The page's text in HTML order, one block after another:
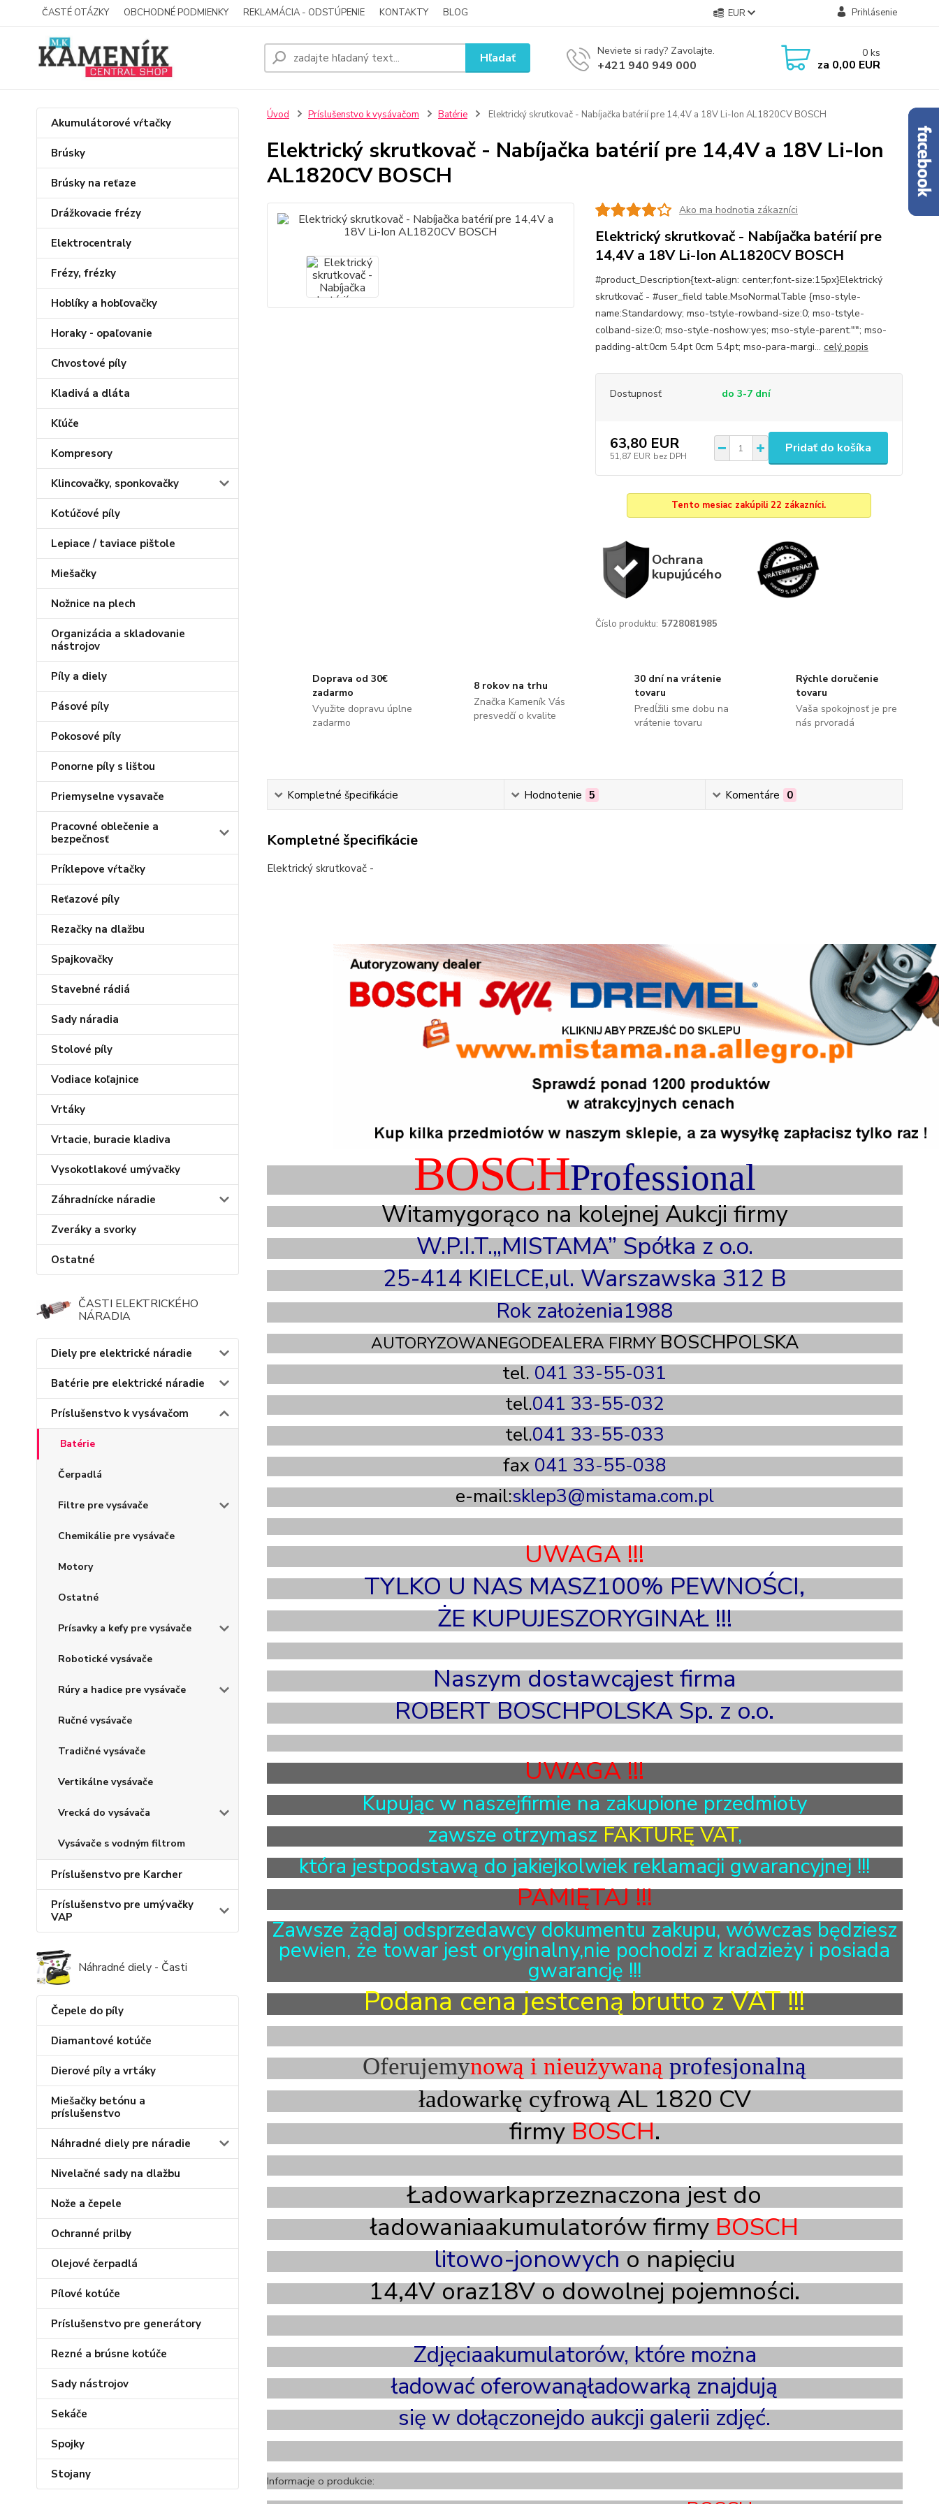
ČASTÉ OTÁZKY OBCHODNÉ PODMIENKY REKLAMÁCIA - ODSTÚPENIE KONTAKTY BLOG EUR Prihlásenie
Hľadať Neviete si rady? Zavolajte.
+421 940 949 000
0 ks
za 0,00 EUR
Akumulátorové vŕtačky
Brúsky
Brúsky na reťaze
Drážkovacie frézy
Elektrocentraly
Frézy, frézky
Hoblíky a hobľovačky
Horaky - opaľovanie
Chvostové píly
Kladivá a dláta
Kľúče
Kompresory
Klincovačky, sponkovačky
Kotúčové píly
Lepiace / taviace pištole
Miešačky
Nožnice na plech
Organizácia a skladovanie
nástrojov
Píly a diely
Pásové píly
Pokosové píly
Ponorne píly s lištou
Priemyselne vysavače
Pracovné oblečenie a
bezpečnosť
Príklepove vŕtačky
Reťazové píly
Rezačky na dlažbu
Spajkovačky
Stavebné rádiá
Sady náradia
Stolové píly
Vodiace koľajnice
Vrtáky
Vrtacie, buracie kladiva
Vysokotlakové umývačky
Záhradnícke náradie
Zveráky a svorky
Ostatné
ČASTI ELEKTRICKÉHO
NÁRADIA
Diely pre elektrické náradie
Batérie pre elektrické náradie
Príslušenstvo k vysávačom
Batérie
Čerpadlá
Filtre pre vysávače
Chemikálie pre vysávače
Motory
Ostatné
Prísavky a kefy pre vysávače
Robotické vysávače
Rúry a hadice pre vysávače
Ručné vysávače
Tradičné vysávače
Vertikálne vysávače
Vrecká do vysávača
Vysávače s vodným filtrom
Príslušenstvo pre Karcher
Príslušenstvo pre umývačky
VAP
Náhradné diely - Časti
Čepele do píly
Diamantové kotúče
Dierové píly a vrtáky
Miešačky betónu a
príslušenstvo
Náhradné diely pre náradie
Nivelačné sady na dlažbu
Nože a čepele
Ochranné prilby
Olejové čerpadlá
Pílové kotúče
Príslušenstvo pre generátory
Rezné a brúsne kotúče
Sady nástrojov
Sekáče
Spojky
Stojany
Úvod Príslušenstvo k vysávačom Batérie Elektrický skrutkovač - Nabíjačka batérií pre 14,4V a 18V Li-Ion AL1820CV BOSCH
Elektrický skrutkovač - Nabíjačka batérií pre 14,4V a 18V Li-Ion
AL1820CV BOSCH
Ako ma hodnotia zákazníci
Elektrický skrutkovač - Nabíjačka batérií pre
14,4V a 18V Li-Ion AL1820CV BOSCH
#product_Description{text-align: center;font-size:15px}Elektrický
skrutkovač - #user_field table.MsoNormalTable {mso-style-
name:Standardowy; mso-tstyle-rowband-size:0; mso-tstyle-
colband-size:0; mso-style-noshow:yes; mso-style-parent:""; mso-
padding-alt:0cm 5.4pt 0cm 5.4pt; mso-para-margi... celý popis
Dostupnosť do 3-7 dní
63,80 EUR
51,87 EUR bez DPH
Pridať do košíka
Tento mesiac zakúpili 22 zákazníci.
Ochrana
kupujúcého
Číslo produktu: 5728081985
Doprava od 30€
zadarmo
Využite dopravu úplne
zadarmo
8 rokov na trhu
Značka Kameník Vás
presvedčí o kvalite
30 dní na vrátenie
tovaru
Predĺžili sme dobu na
vrátenie tovaru
Rýchle doručenie
tovaru
Vaša spokojnosť je pre
nás prvoradá
Kompletné špecifikácie Hodnotenie 5 Komentáre 0
Kompletné špecifikácie
Elektrický skrutkovač -
BOSCHProfessional
Witamygorąco na kolejnej Aukcji firmy
W.P.I.T.„MISTAMA” Spółka z o.o.
25-414 KIELCE,ul. Warszawska 312 B
Rok założenia1988
AUTORYZOWANEGODEALERA FIRMYBOSCHPOLSKA
tel.041 33-55-031
tel.041 33-55-032
tel.041 33-55-033
fax041 33-55-038
e-mail:sklep3@mistama.com.pl
UWAGA !!!
TYLKO U NAS MASZ100% PEWNOŚCI,
ŻE KUPUJESZORYGINAŁ !!!
Naszym dostawcąjest firma
ROBERT BOSCHPOLSKA Sp. z o.o.
UWAGA !!!
Kupując w naszejfirmie na zakupione przedmioty
zawsze otrzymaszFAKTURĘ VAT,
która jestpodstawą do jakiejkolwiek reklamacji gwarancyjnej !!!
PAMIĘTAJ !!!
Zawsze żądaj odsprzedawcy dokumentu zakupu, wówczas będziesz
pewien, że towar jest oryginalny,nie pochodzi z kradzieży i posiada
gwarancję !!!
Podana cena jestceną brutto z VAT !!!
X
Oferujemynową i nieużywanąprofesjonalną
ładowarkę cyfrowąAL 1820 CV
firmyBOSCH.
X
Ładowarkaprzeznaczona jest do
ładowaniaakumulatorów firmyBOSCH
litowo-jonowycho napięciu
14,4V oraz18V o dowolnej pojemności.
X
Zdjęciaakumulatorów, które można
ładować oferowanąładowarką znajdują
się w dołączonejdo aukcji galerii zdjęć.
X
Informacje o produkcie: